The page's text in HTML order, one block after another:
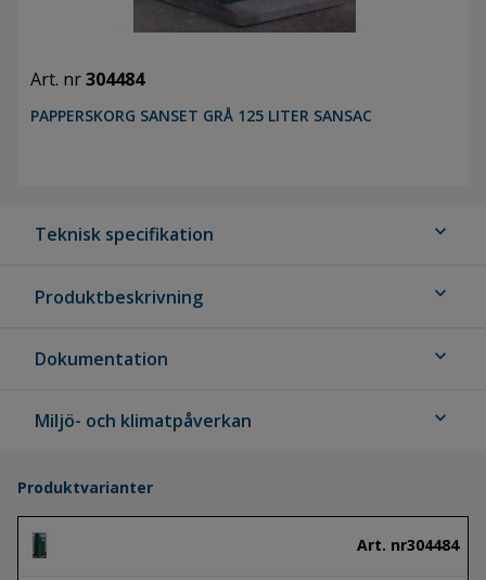
Art. nr304484
PAPPERSKORG SANSET GRÅ 125 LITER SANSAC
Teknisk specifikation expand_more
Produktbeskrivning expand_more
Dokumentation expand_more
Miljö- och klimatpåverkan expand_more
Produktvarianter
Art. nr304484